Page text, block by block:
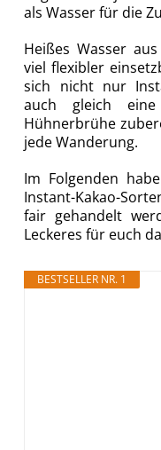
als Wasser für die
Heißes Wasser
viel flexibler
sich nicht nur
auch gleich
Hühnerbrühe
jede Wanderung.
Im Folgenden
Instant-Kakao-
fair gehandelt
Leckeres für euch
BESTSELLER NR. 1